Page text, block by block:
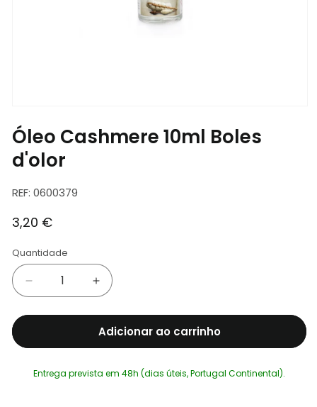
multimédia
1
em
modal
Óleo Cashmere 10ml Boles
d'olor
SKU:
REF: 0600379
Preço
3,20 €
Quantidade
Diminuir
a
quantidade
Óleo
10ml
Aumentar
a
quantidade
de
Óleo
10ml
Adicionar ao carrinho
Entrega prevista em 48h (dias úteis, Portugal Continental).